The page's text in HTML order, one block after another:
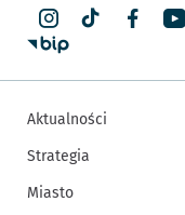
Aktualności
Strategia
Miasto